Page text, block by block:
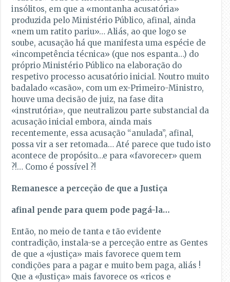
insólitos, em que a «montanha acusatória»
produzida pelo Ministério Público, afinal, ainda
«nem um ratito pariu»… Aliás, ao que logo se
soube, acusação há que manifesta uma espécie de
«incompetência técnica» (que nos espanta…) do
próprio Ministério Público na elaboração do
respetivo processo acusatório inicial. Noutro muito
badalado «casão», com um ex-Primeiro-Ministro,
houve uma decisão de juiz, na fase dita
«instrutória», que neutralizou parte substancial da
acusação inicial embora, ainda mais
recentemente, essa acusação “anulada”, afinal,
possa vir a ser retomada… Até parece que tudo isto
acontece de propósito…e para «favorecer» quem
?!… Como é possível ?!
Remanesce a perceção de que a Justiça
afinal pende para quem pode pagá-la…
Então, no meio de tanta e tão evidente
contradição, instala-se a perceção entre as Gentes
de que a «justiça» mais favorece quem tem
condições para a pagar e muito bem paga, aliás !
Que a «Justiça» mais favorece os «ricos e